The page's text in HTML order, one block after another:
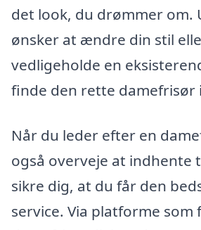
det look, du drømmer om.
ønsker at ændre din stil
vedligeholde en
finde den rette
Når du leder efter en
også overveje at indhente
sikre dig, at du får den
service. Via platforme som